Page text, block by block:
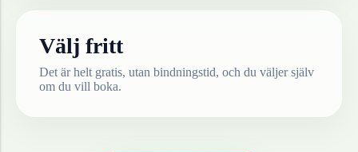
Välj fritt
Det är helt gratis, utan bindningstid, och du väljer själv
om du vill boka.